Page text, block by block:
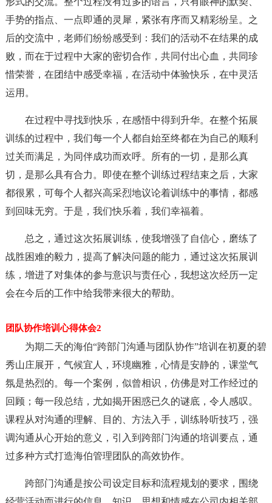
手势的指点、一点即通的灵犀，紧张有序而又精彩纷呈。之
后的交流中，老师们纷纷感受到：我们的活动不在结果的成
败，而在于过程中大家的密切合作，共同付出心血，共同珍
惜荣誉，在团结中感受幸福，在活动中体验快乐，在中灵活
运用。
在过程中寻找到快乐，在感悟中得到升华。在整个拓展
训练的过程中，我们每一个人都自始至终都在为自己的顺利
过关而满足，为同伴成功而欢呼。所有的一切，是那么真
切，是那么具有合力。即使在整个训练过程结束之后，大家
都很累，可每个人都兴高采烈地议论着训练中的事情，都感
到回味无穷。于是，我们快乐着，我们幸福着。
总之，通过这次拓展训练，使我增强了自信心，磨练了
战胜困难的毅力，提高了解决问题的能力，通过这次拓展训
练，增进了对集体的参与意识与责任心，我想这次经历一定
会在今后的工作中给我带来很大的帮助。
团队协作培训心得体会2
为期二天的海伯“跨部门沟通与团队协作”培训在初夏的碧
秀山庄展开，气候宜人，环境幽雅，心情是安静的，课堂气
氛是热烈的。每一个案例，似曾相识，仿佛是对工作经过的
回顾；每一段总结，尤如揭开困惑已久的谜底，令人感叹。
课程从对沟通的理解、目的、方法入手，训练聆听技巧，强
调沟通从心开始的意义，引入到跨部门沟通的培训要点，通
过多种方式打造海伯管理团队的高效协作。
跨部门沟通是按公司设定目标和流程规划的要求，围绕